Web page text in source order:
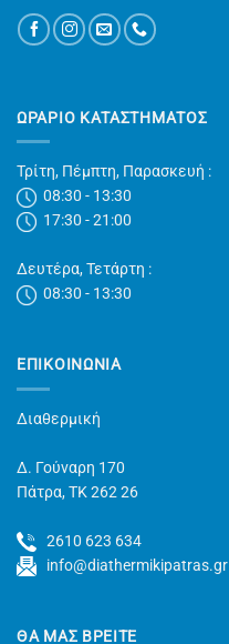
ΩΡΑΡΙΟ ΚΑΤΑΣΤΗΜΑΤΟΣ
Τρίτη, Πέμπτη, Παρασκευή :
08:30 - 13:30
17:30 - 21:00
Δευτέρα, Τετάρτη :
08:30 - 13:30
ΕΠΙΚΟΙΝΩΝΊΑ
Διαθερμική
Δ. Γούναρη 170
Πάτρα, TK 262 26
2610 623 634
info@diathermikipatras.gr
ΘΑ ΜΑΣ ΒΡΕΙΤΕ